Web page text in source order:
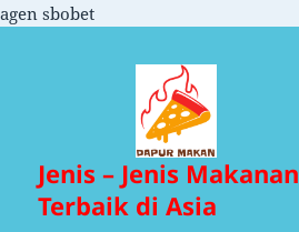
agen sbobet
Jenis – Jenis Makanan
Terbaik di Asia